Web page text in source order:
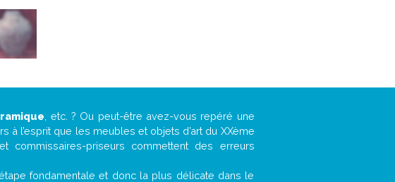
, etc. ? Ou peut-être avez-vous repéré une
à l’esprit que les meubles et objets d’art du XXème
priseurs commettent des erreurs
fondamentale et donc la plus délicate dans le